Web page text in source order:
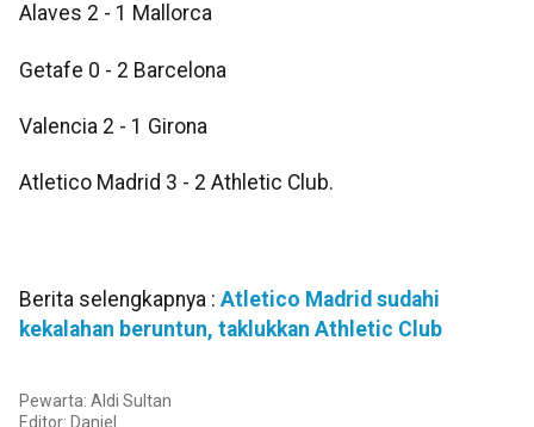
Alaves 2 - 1 Mallorca
Getafe 0 - 2 Barcelona
Valencia 2 - 1 Girona
Atletico Madrid 3 - 2 Athletic Club.
Berita selengkapnya : Atletico Madrid sudahi
kekalahan beruntun, taklukkan Athletic Club
Pewarta: Aldi Sultan
Editor: Daniel